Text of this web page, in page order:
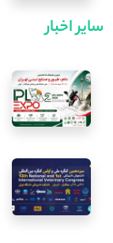
سایر اخبار